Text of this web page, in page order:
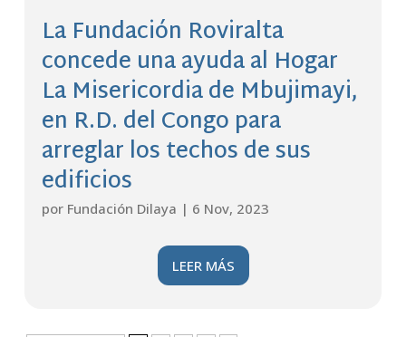
La Fundación Roviralta
concede una ayuda al Hogar
La Misericordia de Mbujimayi,
en R.D. del Congo para
arreglar los techos de sus
edificios
por Fundación Dilaya | 6 Nov, 2023
LEER MÁS